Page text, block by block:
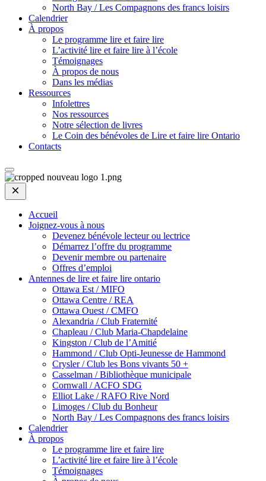
North Bay / Les Compagnons des francs loisirs
Calendrier
À propos
Le programme lire et faire lire
L’activité lire et faire lire à l’école
Témoignages
À propos de nous
Dans les médias
Ressources
Infolettres
Nos ressources
Notre sélection de livres
Le Coin des bénévoles de Lire et faire lire Ontario
Contacts
Open
Mobile
Menu
Accueil
Joignez-vous à nous
Devenez bénévole lecteur ou lectrice
Démarrez l’offre du programme
Devenir membre ou partenaire
Offres d’emploi
Antennes de lire et faire lire ontario
Ottawa Est / MIFO
Ottawa Centre / REA
Ottawa Ouest / CMFO
Alexandria / Club Fraternité
Chapleau / Club Maria-Chapdelaine
Kingston / Club de l’Amitié
Hammond / Club Opti-Jeunesse de Hammond
Crysler / Club les Bons vivants 50 +
Casselman / Bibliothèque municipale
Cornwall / ACFO SDG
Elliot Lake / RAFO Rive Nord
Limoges / Club du Bonheur
North Bay / Les Compagnons des francs loisirs
Calendrier
À propos
Le programme lire et faire lire
L’activité lire et faire lire à l’école
Témoignages